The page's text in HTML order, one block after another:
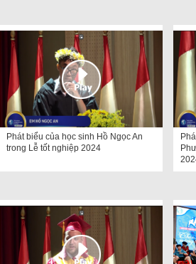
Phát biểu của học sinh Hồ Ngọc An
trong Lễ tốt nghiệp 2024